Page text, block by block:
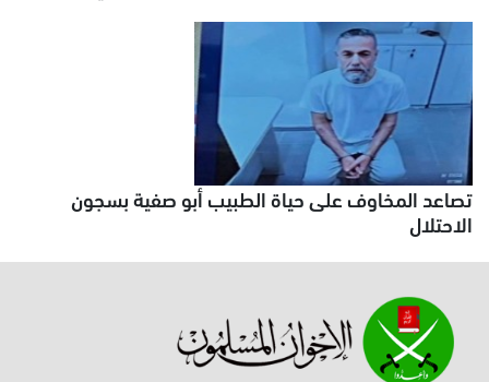
تصاعد المخاوف على حياة الطبيب أبو صفية بسجون
الاحتلال